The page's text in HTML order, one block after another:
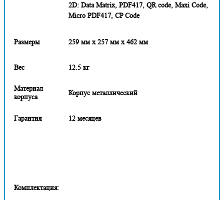
2D: Data Matrix, PDF417, QR code, Maxi Code,
Micro PDF417, CP Code
Размеры 259 мм х 257 мм х 462 мм
Вес 12.5 кг
Материал
корпуса
Корпус металлический
Гарантия 12 месяцев
Комплектация: